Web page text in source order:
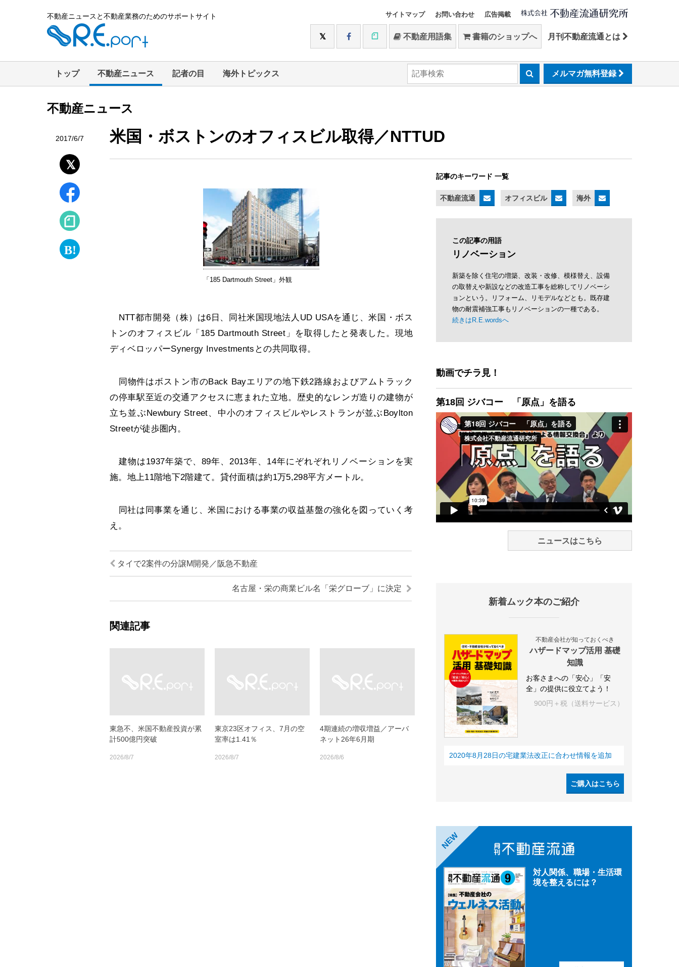
不動産ニュースと不動産業務のためのサポートサイト サイトマップ お問い合わせ 広告掲載
不動産用語集 書籍のショップへ 月刊不動産流通とは
トップ 不動産ニュース 記者の目 海外トピックス メルマガ無料登録
不動産ニュース
2017/6/7 米国・ボストンのオフィスビル取得／NTTUD
「185 Dartmouth Street」外観
NTT都市開発（株）は6日、同社米国現地法人UD USAを通じ、米国・ボス
トンのオフィスビル「185 Dartmouth Street」を取得したと発表した。現地
ディベロッパーSynergy Investmentsとの共同取得。
同物件はボストン市のBack Bayエリアの地下鉄2路線およびアムトラック
の停車駅至近の交通アクセスに恵まれた立地。歴史的なレンガ造りの建物が
立ち並ぶNewbury Street、中小のオフィスビルやレストランが並ぶBoylton
Streetが徒歩圏内。
建物は1937年築で、89年、2013年、14年にぞれぞれリノベーションを実
施。地上11階地下2階建て。貸付面積は約1万5,298平方メートル。
同社は同事業を通じ、米国における事業の収益基盤の強化を図っていく考
え。
タイで2案件の分譲M開発／阪急不動産
名古屋・栄の商業ビル名「栄グローブ」に決定
関連記事
東急不、米国不動産投資が累
計500億円突破
2026/8/7
東京23区オフィス、7月の空
室率は1.41％
2026/8/7
4期連続の増収増益／アーバ
ネット26年6月期
2026/8/6
記事のキーワード 一覧
不動産流通 オフィスビル 海外
この記事の用語
リノベーション
新築を除く住宅の増築、改装・改修、模様替え、設備
の取替えや新設などの改造工事を総称してリノベーシ
ョンという。リフォーム、リモデルなどとも。既存建
物の耐震補強工事もリノベーションの一種である。
続きはR.E.wordsへ
動画でチラ見！
第18回 ジバコー 「原点」を語る
ニュースはこちら
新着ムック本のご紹介
不動産会社が知っておくべき
ハザードマップ活用 基礎
知識
お客さまへの「安心」「安
全」の提供に役立てよう！
900円＋税（送料サービス）
2020年8月28日の宅建業法改正に合わせ情報を追加
ご購入はこちら
NEW
対人関係、職場・生活環
境を整えるには？